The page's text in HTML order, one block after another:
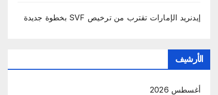
إيدنريد الإمارات تقترب من ترخيص SVF بخطوة جديدة
الأرشيف
أغسطس 2026